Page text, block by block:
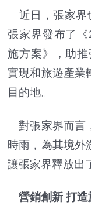
近日，張家界
張家界發布了
施方案》，助
實現和旅遊產業
目的地。
對張家界而言
時雨，為其境外
讓張家界釋放出
營銷創新 打